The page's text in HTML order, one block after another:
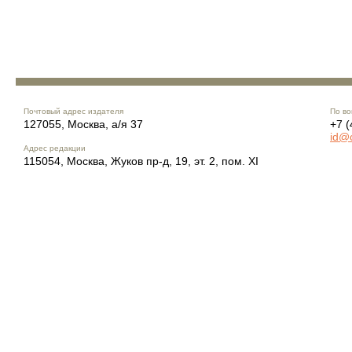
Почтовый адрес издателя
127055, Москва, а/я 37
Адрес редакции
115054, Москва, Жуков пр-д, 19, эт. 2, пом. XI
По
+7